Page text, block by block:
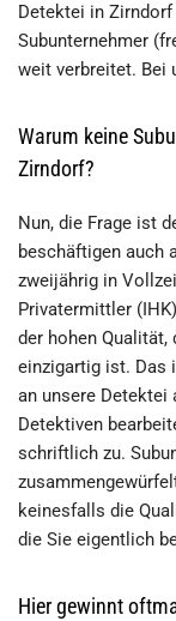
Detektei in
Subunternehmer
weit verbreitet. Bei
Warum keine
Zirndorf?
Nun, die Frage ist
beschäftigen auch
zweijährig in
Privatermittler
der hohen
einzigartig ist. Das
an unsere
Detektiven
schriftlich zu.
keinesfalls die
die Sie eigentlich
Hier gewinnt